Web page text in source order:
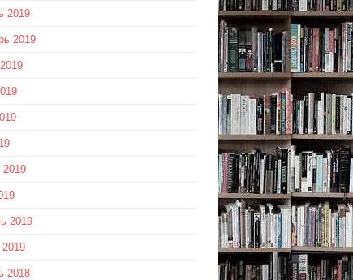
2019
2019
2019
2018